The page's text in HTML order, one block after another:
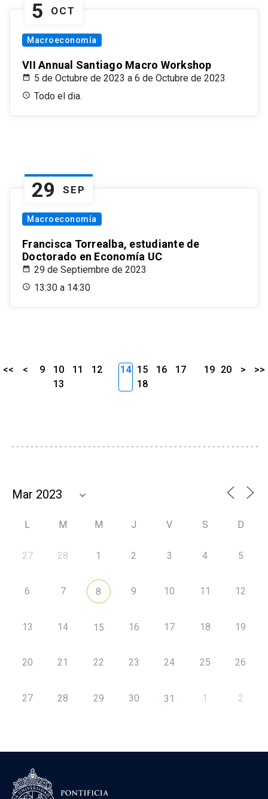
5 OCT
Macroeconomía
VII Annual Santiago Macro Workshop
5 de Octubre de 2023 a 6 de Octubre de 2023
Todo el dia.
29 SEP
Macroeconomía
Francisca Torrealba, estudiante de
Doctorado en Economía UC
29 de Septiembre de 2023
13:30 a 14:30
<< < 9 10 11
12
13
14 15 16
17
18
19 20 > >>
L M M J V S D
27 28 1 2 3 4 5
6 7 8 9 10 11 12
13 14 15 16 17 18 19
20 21 22 23 24 25 26
27 28 29 30 31 1 2